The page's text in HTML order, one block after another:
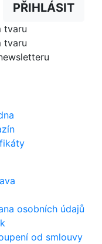
PŘIHLÁSIT
tvaru
tvaru
osobních údajů
od smlouvy